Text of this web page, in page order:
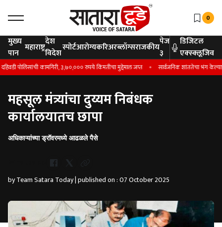
0
मुख्य
पान महाराष्ट्रदेश
विदेशस्पोर्टआरोग्यकरिअरब्लॉग्सराजकीयपेज
३
डिजिटल
एक्स्क्लूजिव
पोलिसांची कामगिरी, ३,७०,००० रुपये किंमतीचा मुद्देमाल जप्त सार्वजनिक शांततेचा भंग
महसूल मंत्र्यांचा दुय्यम निबंधक
कार्यालयातच छापा
अधिकाऱ्यांच्या ड्रॉवरमध्ये आढळले पैसे
by Team Satara Today | published on : 07 October 2025